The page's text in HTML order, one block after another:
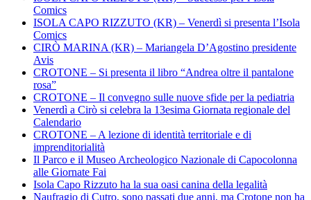
Comics
ISOLA CAPO RIZZUTO (KR) – Venerdì si presenta l’Isola
Comics
CIRÒ MARINA (KR) – Mariangela D’Agostino presidente
Avis
CROTONE – Si presenta il libro “Andrea oltre il pantalone
rosa”
CROTONE – Il convegno sulle nuove sfide per la pediatria
Venerdì a Cirò si celebra la 13esima Giornata regionale del
Calendario
CROTONE – A lezione di identità territoriale e di
imprenditorialità
Il Parco e il Museo Archeologico Nazionale di Capocolonna
alle Giornate Fai
Isola Capo Rizzuto ha la sua oasi canina della legalità
Naufragio di Cutro, sono passati due anni, ma Crotone non ha